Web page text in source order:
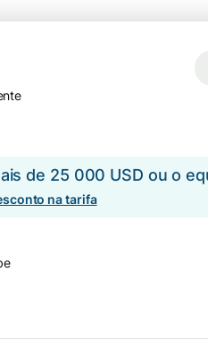
de 25 000 USD ou o
na tarifa